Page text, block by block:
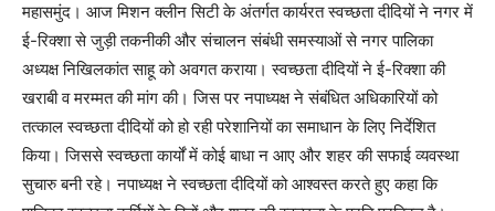
महासमुंद। आज मिशन क्लीन सिटी के अंतर्गत कार्यरत स्वच्छता दीदियों ने नगर में
ई-रिक्शा से जुड़ी तकनीकी और संचालन संबंधी समस्याओं से नगर पालिका
अध्यक्ष नि​खिलकांत साहू को अवगत कराया। स्वच्छता दीदियों ने ई-रिक्शा की
खराबी व मरम्मत की मांग की। जिस पर नपाध्यक्ष ने संबं​धित अ​धिकारियों को
तत्काल स्वच्छता दीदियों को हो रही परेशानियों का समाधान के लिए निर्दे​शित
किया। जिससे स्वच्छता कार्यों में कोई बाधा न आए और शहर की सफाई व्यवस्था
सुचारु बनी रहे। नपाध्यक्ष ने स्वच्छता दीदियों को आश्वस्त ​करते हुए कहा कि